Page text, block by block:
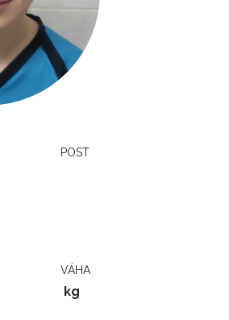
POST
VÁHA
kg